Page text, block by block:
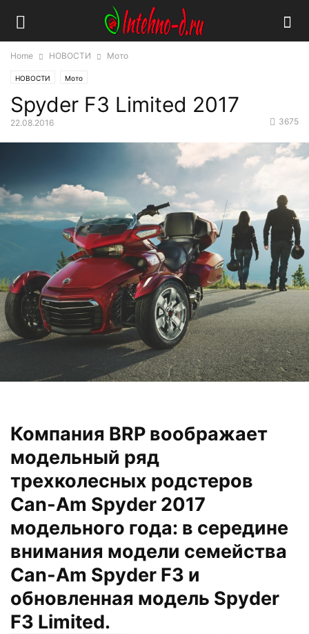
Home НОВОСТИ Мото
НОВОСТИ Мото
Spyder F3 Limited 2017
22.08.2016 3675
Компания BRP воображает
модельный ряд
трехколесных родстеров
Can-Am Spyder 2017
модельного года: в середине
внимания модели семейства
Can-Am Spyder F3 и
обновленная модель Spyder
F3 Limited.